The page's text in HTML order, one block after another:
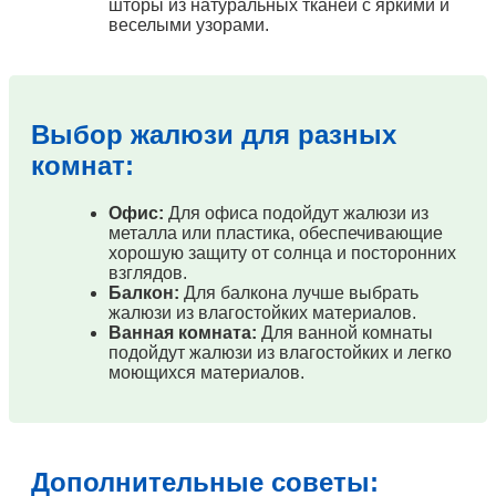
шторы из натуральных тканей с яркими и
веселыми узорами.
Выбор жалюзи для разных
комнат:
Офис: Для офиса подойдут жалюзи из
металла или пластика, обеспечивающие
хорошую защиту от солнца и посторонних
взглядов.
Балкон: Для балкона лучше выбрать
жалюзи из влагостойких материалов.
Ванная комната: Для ванной комнаты
подойдут жалюзи из влагостойких и легко
моющихся материалов.
Дополнительные советы: